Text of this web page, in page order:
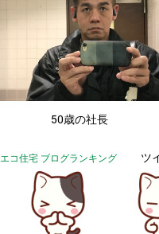
50歳の社長
エコ住宅 ブログランキング ツ